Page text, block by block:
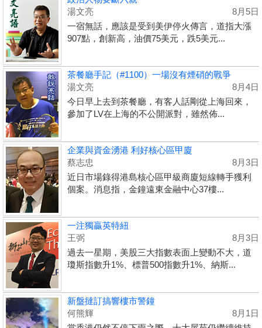
湯文亮
8月5日
一宿無話，應該是受到美伊停火傳言，道指大漲
907點，創新高，油價75美元，跌5美元...
茶餐廳手記（#1100）一場沒有煙硝的戰爭
湯文亮
8月4日
今日早上去到茶餐廳，有客人話剛從上海回來，
參加了LV在上海的不公開派對，雖然佈...
企業與資金湧港 利好核心區甲廈
蔡志忠
8月3日
近日市場錄得港島核心區甲級商廈短線轉手獲利
個案。消息指，金鐘遠東金融中心37樓...
一注獨贏英特紐
王弼
8月3日
過去一星期，美股三大指數表面上變動不大，道
瓊斯指數升1%、標普500指數升1%、納斯...
新盤撻訂搞響樓市警鐘
何熊輝
8月1日